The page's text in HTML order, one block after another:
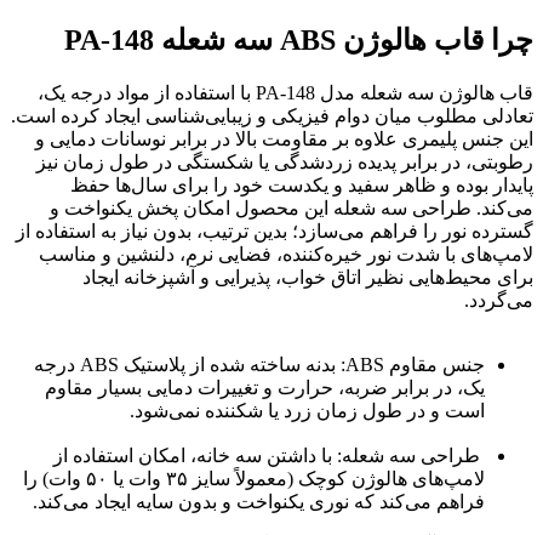
چرا قاب هالوژن ABS سه شعله PA-148
قاب هالوژن سه شعله مدل PA-148 با استفاده از مواد درجه یک،
تعادلی مطلوب میان دوام فیزیکی و زیبایی‌شناسی ایجاد کرده است.
این جنس پلیمری علاوه بر مقاومت بالا در برابر نوسانات دمایی و
رطوبتی، در برابر پدیده زردشدگی یا شکستگی در طول زمان نیز
پایدار بوده و ظاهر سفید و یکدست خود را برای سال‌ها حفظ
می‌کند. طراحی سه شعله این محصول امکان پخش یکنواخت و
گسترده نور را فراهم می‌سازد؛ بدین ترتیب، بدون نیاز به استفاده از
لامپ‌های با شدت نور خیره‌کننده، فضایی نرم، دلنشین و مناسب
برای محیط‌هایی نظیر اتاق خواب، پذیرایی و آشپزخانه ایجاد
می‌گردد.
جنس مقاوم ABS: بدنه ساخته شده از پلاستیک ABS درجه
یک، در برابر ضربه، حرارت و تغییرات دمایی بسیار مقاوم
است و در طول زمان زرد یا شکننده نمی‌شود.
طراحی سه شعله: با داشتن سه خانه، امکان استفاده از
لامپ‌های هالوژن کوچک (معمولاً سایز ۳۵ وات یا ۵۰ وات) را
فراهم می‌کند که نوری یکنواخت و بدون سایه ایجاد می‌کند.